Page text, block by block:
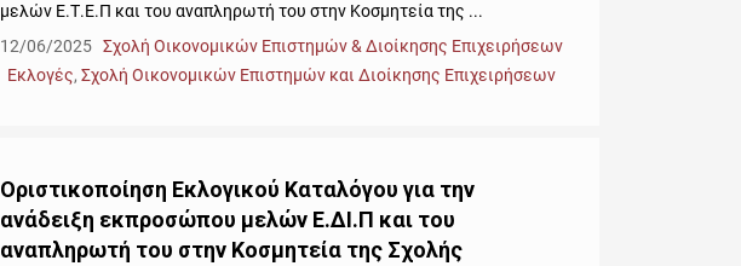
μελών Ε.Τ.Ε.Π και του αναπληρωτή του στην Κοσμητεία της ...
12/06/2025 Σχολή Οικονομικών Επιστημών & Διοίκησης Επιχειρήσεων
Εκλογές, Σχολή Οικονομικών Επιστημών και Διοίκησης Επιχειρήσεων
Οριστικοποίηση Εκλογικού Καταλόγου για την
ανάδειξη εκπροσώπου μελών Ε.ΔΙ.Π και του
αναπληρωτή του στην Κοσμητεία της Σχολής